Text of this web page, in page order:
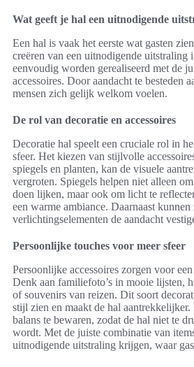
Wat geeft je hal een uitnodigende
Een hal is vaak het eerste wat gasten
creëren van een uitnodigende uitstraling
eenvoudig worden gerealiseerd met de
accessoires. Door aandacht te besteden
mensen zich gelijk welkom voelen.
De rol van decoratie en accessoires
Decoratie hal speelt een cruciale rol in
sfeer. Het kiezen van stijlvolle
spiegels en planten, kan de visuele
vergroten. Spiegels helpen niet alleen
doen lijken, maar ook om licht te
een warme ambiance. Daarnaast
verlichtingselementen de aandacht
Persoonlijke touches voor meer sfeer
Persoonlijke accessoires zorgen voor
Denk aan familiefoto’s in mooie lijsten,
of souvenirs van reizen. Dit soort
stijl zien en maakt de hal
balans te bewaren, zodat de hal niet te
wordt. Met de juiste combinatie van
uitnodigende uitstraling krijgen, waar